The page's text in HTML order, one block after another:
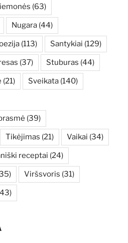
(63)
Nugara (44)
(113) Santykiai (129)
(37) Stuburas (44)
(21) Sveikata (140)
(39)
Tikėjimas (21) Vaikai (34)
receptai (24)
Viršsvoris (31)